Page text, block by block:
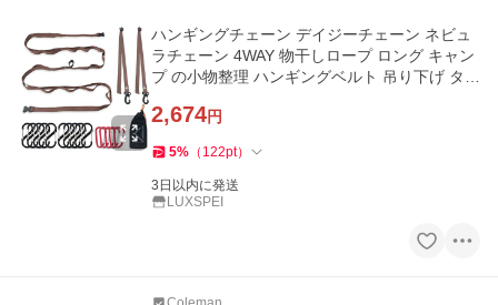
ハンギングチェーン デイジーチェーン ネビュ
ラチェーン 4WAY 物干しロープ ロング キャン
プ の小物整理 ハンギングベルト 吊り下げ ター
2,674円
5% （ 122pt）
3日以内に発送
LUXSPEI